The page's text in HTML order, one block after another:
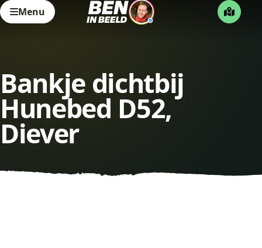
Menu
Bankje dichtbij
Hunebed D52,
Diever